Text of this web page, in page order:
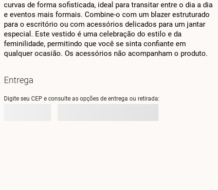
curvas de forma sofisticada, ideal para transitar entre o dia a dia
e eventos mais formais. Combine-o com um blazer estruturado
para o escritório ou com acessórios delicados para um jantar
especial. Este vestido é uma celebração do estilo e da
feminilidade, permitindo que você se sinta confiante em
qualquer ocasião. Os acessórios não acompanham o produto.
Entrega
Digite seu CEP e consulte as opções de entrega ou retirada: